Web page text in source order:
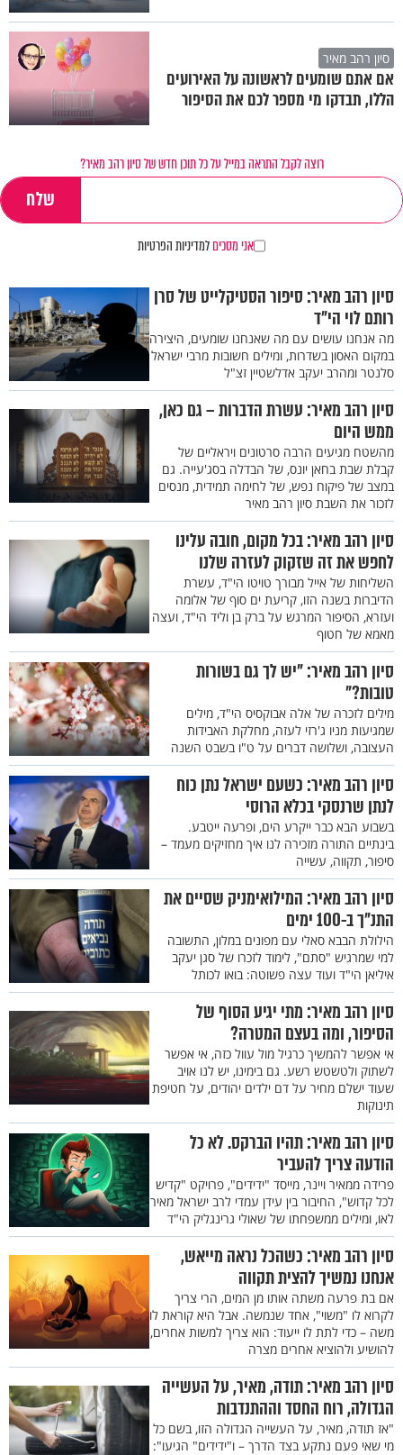
סיון רהב מאיר
אם אתם שומעים לראשונה על האירועים
הללו, תבדקו מי מספר לכם את הסיפור
רוצה לקבל התראה במייל על כל תוכן חדש של סיון רהב מאיר?
אני מסכיםלמדיניות הפרטיות
סיון רהב מאיר: סיפור הסטיקלייט של סרן
רותם לוי הי"ד
מה אנחנו עושים עם מה שאנחנו שומעים, היצירה
במקום האסון בשדרות, ומילים חשובות מרבי ישראל
סלנטר ומהרב יעקב אדלשטיין זצ"ל
סיון רהב מאיר: עשרת הדברות – גם כאן,
ממש היום
מהשטח מגיעים הרבה סרטונים ויראליים של
קבלת שבת בחאן יונס, של הבדלה בסג'עייה. גם
במצב של פיקוח נפש, של לחימה תמידית, מנסים
לזכור את השבת סיון רהב מאיר
סיון רהב מאיר: בכל מקום, חובה עלינו
לחפש את זה שזקוק לעזרה שלנו
השליחות של אייל מבורך טויטו הי"ד, עשרת
הדיברות בשנה הזו, קריעת ים סוף של אלומה
ועזרא, הסיפור המרגש על ברק בן וליד הי"ד, ועצה
מאמא של חטוף
סיון רהב מאיר: "יש לך גם בשורות
טובות?"
מילים לזכרה של אלה אבוקסיס הי"ד, מילים
שמגיעות מניו ג'רזי לעזה, מחלקת האבידות
העצובה, ושלושה דברים על ט"ו בשבט השנה
סיון רהב מאיר: כשעם ישראל נתן כוח
לנתן שרנסקי בכלא הרוסי
בשבוע הבא כבר ייקרע הים, ופרעה ייטבע.
בינתיים התורה מזכירה לנו איך מחזיקים מעמד –
סיפור, תקווה, עשייה
סיון רהב מאיר: המילואימניק שסיים את
התנ"ך ב-100 ימים
הילולת הבבא סאלי עם מפונים במלון, התשובה
למי שמרגיש "סתם", לימוד לזכרו של סגן יעקב
איליאן הי"ד ועוד עצה פשוטה: בואו לכותל
סיון רהב מאיר: מתי יגיע הסוף של
הסיפור, ומה בעצם המטרה?
אי אפשר להמשיך כרגיל מול עוול כזה, אי אפשר
לשתוק ולטשטש רשע. גם בימינו, יש לנו אויב
שעוד ישלם מחיר על דם ילדים יהודים, על חטיפת
תינוקות
סיון רהב מאיר: תהיו הברקס. לא כל
הודעה צריך להעביר
פרידה ממאיר ויינר, מייסד "ידידים", פרויקט "קדיש
לכל קדוש", החיבור בין עידן עמדי לרב ישראל מאיר
לאו, ומילים ממשפחתו של שאולי גרינגליק הי"ד
סיון רהב מאיר: כשהכל נראה מייאש,
אנחנו נמשיך להצית תקווה
אם בת פרעה משתה אותו מן המים, הרי צריך
לקרוא לו "משוי", אחד שנמשה. אבל היא קוראת לו
משה – כדי לתת לו ייעוד: הוא צריך למשות אחרים,
להושיע ולהוציא אחרים מצרה
סיון רהב מאיר: תודה, מאיר, על העשייה
הגדולה, רוח החסד וההתנדבות
"אז תודה, מאיר, על העשייה הגדולה הזו, בשם כל
מי שאי פעם נתקע בצד הדרך – ו"ידידים" הגיעו":